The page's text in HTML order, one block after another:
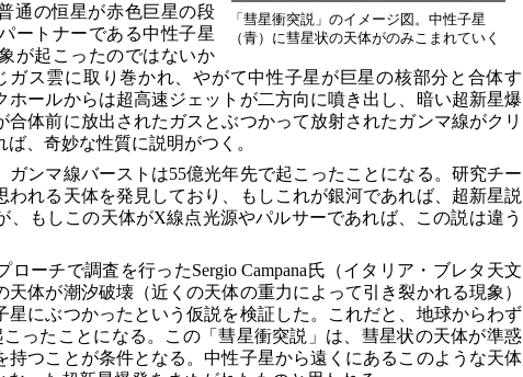
「彗星衝突説」のイメージ図。中性子星
（青）に彗星状の天体がのみこまれていく
通の恒星が赤色巨星の段
ートナーである中性子星
が起こったのではないか
ガス雲に取り巻かれ、やがて中性子星が巨星の核部分と合体す
ホールからは超高速ジェットが二方向に噴き出し、暗い超新星爆
合体前に放出されたガスとぶつかって放射されたガンマ線がクリ
、奇妙な性質に説明がつく。
ガンマ線バーストは55億光年先で起こったことになる。研究チー
われる天体を発見しており、もしこれが銀河であれば、超新星説
、もしこの天体がX線点光源やパルサーであれば、この説は違う
ーチで調査を行ったSergio Campana氏（イタリア・ブレタ天文
体が潮汐破壊（近くの天体の重力によって引き裂かれる現象）
星にぶつかったという仮説を検証した。これだと、地球からわず
ったことになる。この「彗星衝突説」は、彗星状の天体が準惑
持つことが条件となる。中性子星から遠くにあるこのような天体